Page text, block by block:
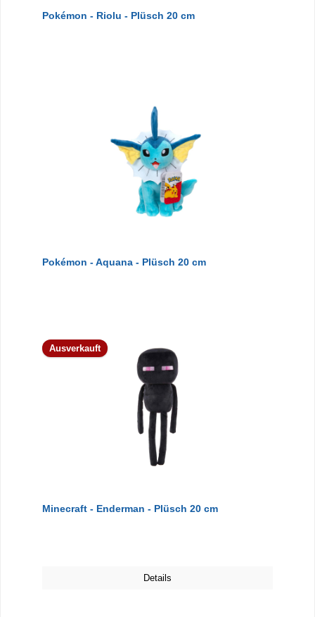
Pokémon - Riolu - Plüsch 20 cm
Pokémon - Aquana - Plüsch 20 cm
Ausverkauft
Minecraft - Enderman - Plüsch 20 cm
Details